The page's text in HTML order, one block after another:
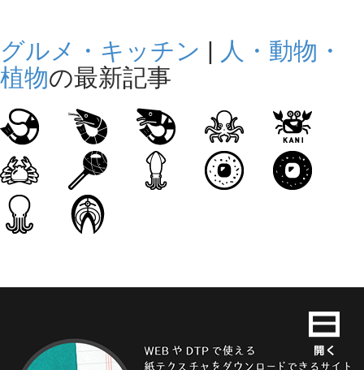
グルメ・キッチン | 人・動物・
植物の最新記事